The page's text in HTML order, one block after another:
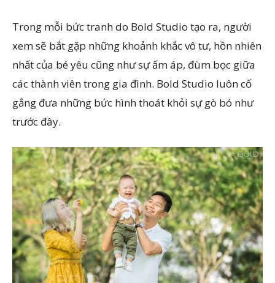
Trong mỗi bức tranh do Bold Studio tạo ra, người
xem sẽ bắt gặp những khoảnh khắc vô tư, hồn nhiên
nhất của bé yêu cũng như sự ấm áp, đùm bọc giữa
các thành viên trong gia đình. Bold Studio luôn cố
gắng đưa những bức hình thoát khỏi sự gò bó như
trước đây.